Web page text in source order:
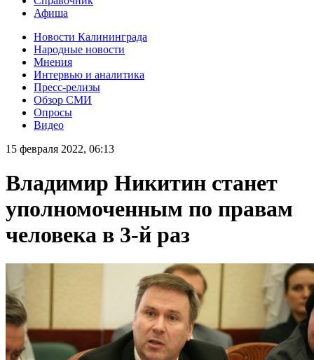
Афиша
Новости Калининграда
Народные новости
Мнения
Интервью и аналитика
Пресс-релизы
Обзор СМИ
Опросы
Видео
15 февраля 2022, 06:13
Владимир Никитин станет
уполномоченным по правам
человека в 3-й раз